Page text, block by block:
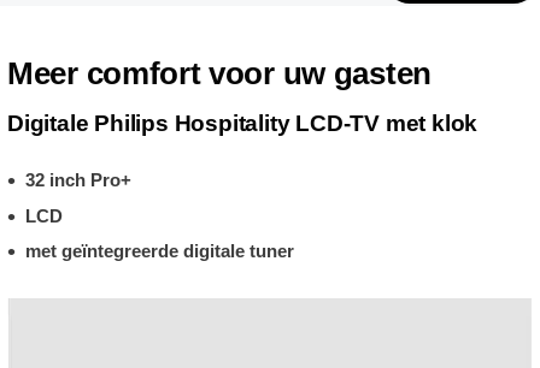
Meer comfort voor uw gasten
Digitale Philips Hospitality LCD-TV met klok
32 inch Pro+
LCD
met geïntegreerde digitale tuner